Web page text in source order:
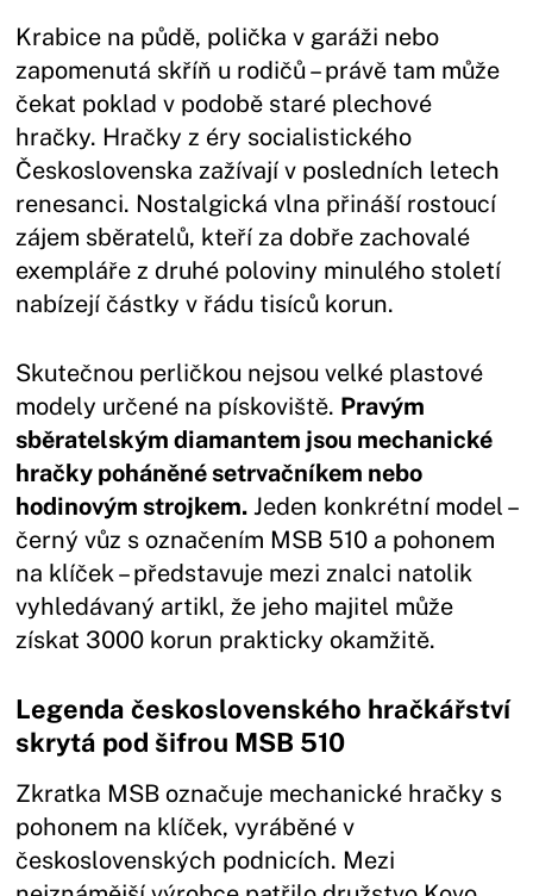
Krabice na půdě, polička v garáži nebo
zapomenutá skříň u rodičů – právě tam může
čekat poklad v podobě staré plechové
hračky. Hračky z éry socialistického
Československa zažívají v posledních letech
renesanci. Nostalgická vlna přináší rostoucí
zájem sběratelů, kteří za dobře zachovalé
exempláře z druhé poloviny minulého století
nabízejí částky v řádu tisíců korun.
Skutečnou perličkou nejsou velké plastové
modely určené na pískoviště. Pravým
sběratelským diamantem jsou mechanické
hračky poháněné setrvačníkem nebo
hodinovým strojkem. Jeden konkrétní model –
černý vůz s označením MSB 510 a pohonem
na klíček – představuje mezi znalci natolik
vyhledávaný artikl, že jeho majitel může
získat 3000 korun prakticky okamžitě.
Legenda československého hračkářství
skrytá pod šifrou MSB 510
Zkratka MSB označuje mechanické hračky s
pohonem na klíček, vyráběné v
československých podnicích. Mezi